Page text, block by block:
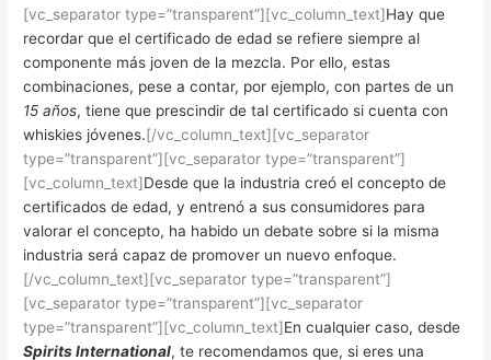
[vc_separator type=”transparent”][vc_column_text]Hay que
recordar que el certificado de edad se refiere siempre al
componente más joven de la mezcla. Por ello, estas
combinaciones, pese a contar, por ejemplo, con partes de un
15 años, tiene que prescindir de tal certificado si cuenta con
whiskies jóvenes.[/vc_column_text][vc_separator
type=”transparent”][vc_separator type=”transparent”]
[vc_column_text]Desde que la industria creó el concepto de
certificados de edad, y entrenó a sus consumidores para
valorar el concepto, ha habido un debate sobre si la misma
industria será capaz de promover un nuevo enfoque.
[/vc_column_text][vc_separator type=”transparent”]
[vc_separator type=”transparent”][vc_separator
type=”transparent”][vc_column_text]En cualquier caso, desde
Spirits International, te recomendamos que, si eres una